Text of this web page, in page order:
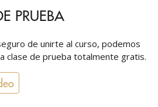
PRUEBA
de unirte al curso, podemos
clase de prueba totalmente gratis.